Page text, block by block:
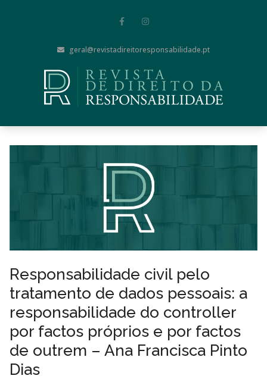
geral@revistadireitoresponsabilidade.pt
Responsabilidade civil pelo
tratamento de dados pessoais: a
responsabilidade do controller
por factos próprios e por factos
de outrem – Ana Francisca Pinto
Dias